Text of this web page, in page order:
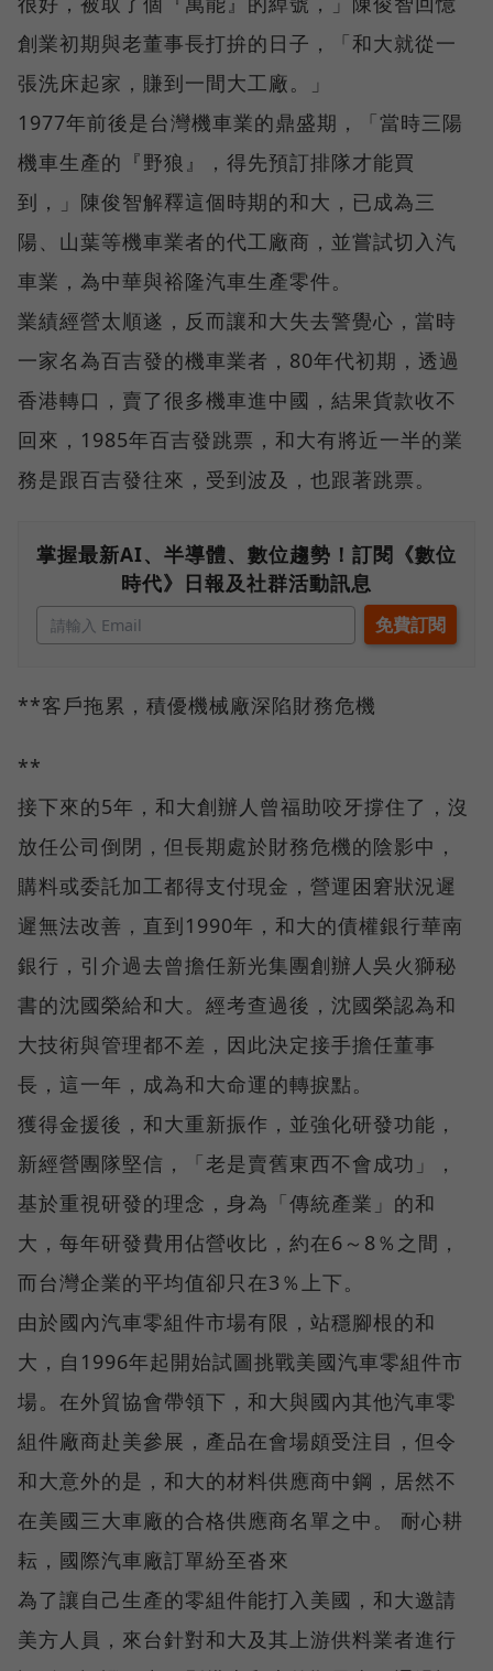
創業初期與老董事長打拚的日子，「和大就從一
張洗床起家，賺到一間大工廠。」
1977年前後是台灣機車業的鼎盛期，「當時三陽
機車生產的『野狼』，得先預訂排隊才能買
到，」陳俊智解釋這個時期的和大，已成為三
陽、山葉等機車業者的代工廠商，並嘗試切入汽
車業，為中華與裕隆汽車生產零件。
業績經營太順遂，反而讓和大失去警覺心，當時
一家名為百吉發的機車業者，80年代初期，透過
香港轉口，賣了很多機車進中國，結果貨款收不
回來，1985年百吉發跳票，和大有將近一半的業
務是跟百吉發往來，受到波及，也跟著跳票。
掌握最新AI、半導體、數位趨勢！訂閱《數位
時代》日報及社群活動訊息
**客戶拖累，積優機械廠深陷財務危機
**
接下來的5年，和大創辦人曾福助咬牙撐住了，沒
放任公司倒閉，但長期處於財務危機的陰影中，
購料或委託加工都得支付現金，營運困窘狀況遲
遲無法改善，直到1990年，和大的債權銀行華南
銀行，引介過去曾擔任新光集團創辦人吳火獅秘
書的沈國榮給和大。經考查過後，沈國榮認為和
大技術與管理都不差，因此決定接手擔任董事
長，這一年，成為和大命運的轉捩點。
獲得金援後，和大重新振作，並強化研發功能，
新經營團隊堅信，「老是賣舊東西不會成功」，
基於重視研發的理念，身為「傳統產業」的和
大，每年研發費用佔營收比，約在6～8％之間，
而台灣企業的平均值卻只在3％上下。
由於國內汽車零組件市場有限，站穩腳根的和
大，自1996年起開始試圖挑戰美國汽車零組件市
場。在外貿協會帶領下，和大與國內其他汽車零
組件廠商赴美參展，產品在會場頗受注目，但令
和大意外的是，和大的材料供應商中鋼，居然不
在美國三大車廠的合格供應商名單之中。 耐心耕
耘，國際汽車廠訂單紛至沓來
為了讓自己生產的零組件能打入美國，和大邀請
美方人員，來台針對和大及其上游供料業者進行